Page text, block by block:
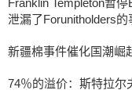
Franklin Templeton暂
泄漏了Forunitholders的
新疆棉事件催化国潮崛
74％的溢价：斯特拉尔